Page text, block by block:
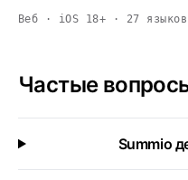
Веб · iOS 18+ · 27 языков
Частые
Summio